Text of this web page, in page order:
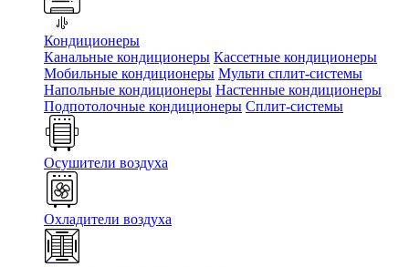
Кондиционеры
Канальные кондиционеры Кассетные кондиционеры
Мобильные кондиционеры Мульти сплит-системы
Напольные кондиционеры Настенные кондиционеры
Подпотолочные кондиционеры Сплит-системы
Осушители воздуха
Охладители воздуха